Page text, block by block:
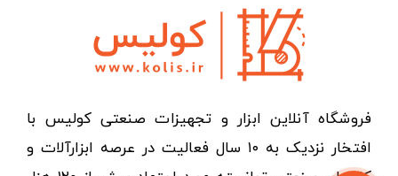
فروشگاه آنلاین ابزار و تجهیزات صنعتی کولیس با
افتخار نزدیک به ۱۰ سال فعالیت در عرصه ابزارآلات و